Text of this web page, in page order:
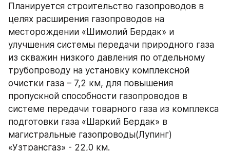
Планируется строительство газопроводов в
целях расширения газопроводов на
месторождении «Шимолий Бердак» и
улучшения системы передачи природного газа
из скважин низкого давления по отдельному
трубопроводу на установку комплексной
очистки газа – 7,2 км, для повышения
пропускной способности газопроводов в
системе передачи товарного газа из комплекса
подготовки газа «Шаркий Бердак» в
магистральные газопроводы(Лупинг)
«Узтрансгаз» - 22,0 км.